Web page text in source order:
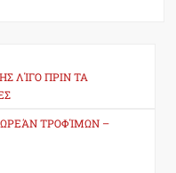
ΛΊΓΟ ΠΡΙΝ ΤΑ
ΤΡΟΦΊΜΩΝ –